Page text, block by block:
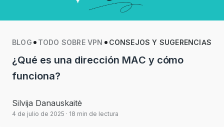
BLOG TODO SOBRE VPN CONSEJOS Y SUGERENCIAS
¿Qué es una dirección MAC y cómo
funciona?
Silvija Danauskaitė
4 de julio de 2025 · 18 min de lectura